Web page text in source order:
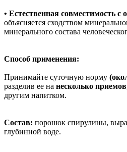
• Естественная совместимость с
объясняется сходством
минерального состава
Способ применения:
Принимайте суточную норму
разделив ее на несколько приемов
другим напитком.
Состав: порошок спирулины,
глубинной воде.